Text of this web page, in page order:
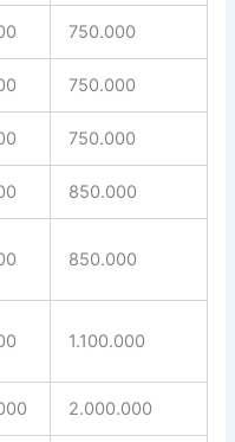
750.000
750.000
750.000
850.000
850.000
1.100.000
2.000.000